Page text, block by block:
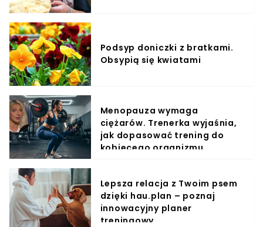
Podsyp doniczki z bratkami.
Obsypią się kwiatami
Menopauza wymaga
ciężarów. Trenerka wyjaśnia,
jak dopasować trening do
kobiecego organizmu
Lepsza relacja z Twoim psem
dzięki hau.plan – poznaj
innowacyjny planer
treningowy